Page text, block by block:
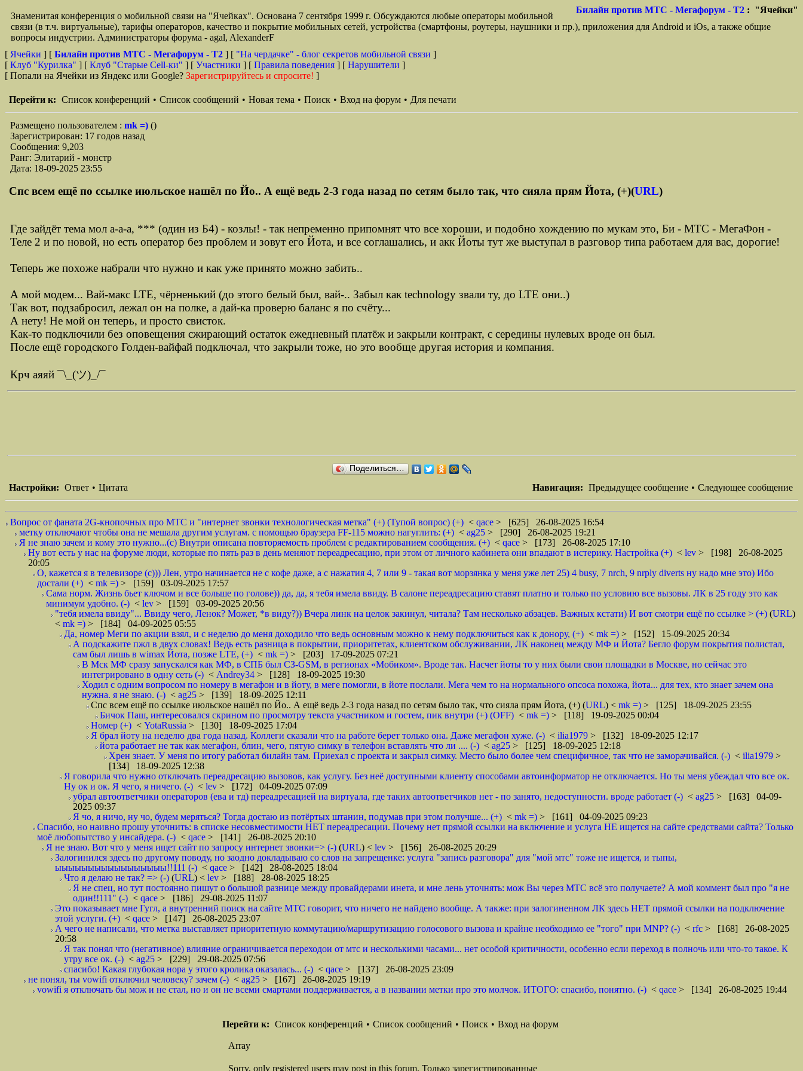
Билайн против МТС - Мегафорум - T2 : "Ячейки"
Знаменитая конференция о мобильной связи на "Ячейках". Основана 7 сентября 1999 г. Обсуждаются любые операторы мобильной
связи (в т.ч. виртуальные), тарифы операторов, качество и покрытие мобильных сетей, устройства (смартфоны, роутеры, наушники и пр.), приложения для Android и iOs, а также общие
вопросы индустрии. Администраторы форума - agal, AlexanderF
[ Ячейки ] [ Билайн против МТС - Мегафорум - T2 ] [ "На чердачке" - блог секретов мобильной связи ]
[ Клуб "Курилка" ] [ Клуб "Старые Сell-ки" ] [ Участники ] [ Правила поведения ] [ Нарушители ]
[ Попали на Ячейки из Яндекс или Google? Зарегистрируйтесь и спросите! ]
Перейти к: Список конференций • Список сообщений • Новая тема • Поиск • Вход на форум • Для печати
Размещено пользователем : mk =) ()
Зарегистрирован: 17 годов назад
Сообщения: 9,203
Ранг: Элитарий - монстр
Дата: 18-09-2025 23:55
Спс всем ещё по ссылке июльское нашёл по Йо.. А ещё ведь 2-3 года назад по сетям было так, что сияла прям Йота, (+)(URL)
Где зайдёт тема мол а-а-а, *** (один из Б4) - козлы! - так непременно припомнят что все хороши, и подобно хождению по мукам это, Би - МТС - МегаФон -
Теле 2 и по новой, но есть оператор без проблем и зовут его Йота, и все соглашались, и акк Йоты тут же выступал в разговор типа работаем для вас, дорогие!
Теперь же похоже набрали что нужно и как уже принято можно забить..
А мой модем... Вай-макс LTE, чёрненький (до этого белый был, вай-.. Забыл как technology звали ту, до LTE они..)
Так вот, подзабросил, лежал он на полке, а дай-ка проверю баланс я по счёту...
А нету! Не мой он теперь, и просто свисток.
Как-то подключили без оповещения сжирающий остаток ежедневный платёж и закрыли контракт, с середины нулевых вроде он был.
После ещё городского Голден-вайфай подключал, что закрыли тоже, но это вообще другая история и компания.
Крч аяяй ¯\_(ツ)_/¯
Поделиться…
Навигация: Предыдущее сообщение • Следующее сообщение
Настройки: Ответ • Цитата
Вопрос от фаната 2G-кнопочных про МТС и "интернет звонки технологическая метка" (+) (Тупой вопрос) (+) < qace > [625] 26-08-2025 16:54
метку отключают чтобы она не мешала другим услугам. с помощью браузера FF-115 можно нагуглить: (+) < ag25 > [290] 26-08-2025 19:21
Я не знаю зачем и кому это нужно...(с) Внутри описана повторяемость проблем с редактированием сообщения. (+) < qace > [173] 26-08-2025 17:10
Ну вот есть у нас на форуме люди, которые по пять раз в день меняют переадресацию, при этом от личного кабинета они впадают в истерику. Настройка (+) < lev > [198] 26-08-2025
20:05
О, кажется я в телевизоре (с))) Лен, утро начинается не с кофе даже, а с нажатия 4, 7 или 9 - такая вот морзянка у меня уже лет 25) 4 busy, 7 nrch, 9 nrply diverts ну надо мне это) Ибо
достали (+) < mk =) > [159] 03-09-2025 17:57
Сама норм. Жизнь бьет ключом и все больше по голове)) да, да, я тебя имела ввиду. В салоне переадресацию ставят платно и только по условию все вызовы. ЛК в 25 году это как
минимум удобно. (-) < lev > [159] 03-09-2025 20:56
"тебя имела ввиду"... Ввиду чего, Ленок? Может, *в виду?)) Вчера линк на целок закинул, читала? Там несколько абзацев. Важных кстати) И вот смотри ещё по ссылке > (+) (URL)
< mk =) > [184] 04-09-2025 05:55
Да, номер Меги по акции взял, и с неделю до меня доходило что ведь основным можно к нему подключиться как к донору, (+) < mk =) > [152] 15-09-2025 20:34
А подскажите пжл в двух словах! Ведь есть разница в покрытии, приоритетах, клиентском обслуживании, ЛК наконец между МФ и Йота? Бегло форум покрытия полистал,
сам был лишь в wimax Йота, позже LTE, (+) < mk =) > [203] 17-09-2025 07:21
В Мск МФ сразу запускался как МФ, в СПБ был СЗ-GSM, в регионах «Мобиком». Вроде так. Насчет йоты то у них были свои площадки в Москве, но сейчас это
интегрировано в одну сеть (-) < Andrey34 > [128] 18-09-2025 19:30
Ходил с одним вопросом по номеру в мегафон и в йоту, в меге помогли, в йоте послали. Мега чем то на нормального опсоса похожа, йота... для тех, кто знает зачем она
нужна. я не знаю. (-) < ag25 > [139] 18-09-2025 12:11
Спс всем ещё по ссылке июльское нашёл по Йо.. А ещё ведь 2-3 года назад по сетям было так, что сияла прям Йота, (+) (URL) < mk =) > [125] 18-09-2025 23:55
Бичок Паш, интересовался скрином по просмотру текста участником и гостем, пик внутри (+) (OFF) < mk =) > [118] 19-09-2025 00:04
Номер (+) < YotaRussia > [130] 18-09-2025 17:04
Я брал йоту на неделю два года назад. Коллеги сказали что на работе берет только она. Даже мегафон хуже. (-) < ilia1979 > [132] 18-09-2025 12:17
йота работает не так как мегафон, блин, чего, пятую симку в телефон вставлять что ли .... (-) < ag25 > [125] 18-09-2025 12:18
Хрен знает. У меня по итогу работал билайн там. Приехал с проекта и закрыл симку. Место было более чем специфичное, так что не заморачивайся. (-) < ilia1979 >
[134] 18-09-2025 12:38
Я говорила что нужно отключать переадресацию вызовов, как услугу. Без неё доступными клиенту способами автоинформатор не отключается. Но ты меня убеждал что все ок.
Ну ок и ок. Я чего, я ничего. (-) < lev > [172] 04-09-2025 07:09
убрал автоответчики операторов (ева и тд) переадресацией на виртуала, где таких автоответчиков нет - по занято, недоступности. вроде работает (-) < ag25 > [163] 04-09-
2025 09:37
Я чо, я ничо, ну чо, будем меряться? Тогда достаю из потёртых штанин, подумав при этом получше... (+) < mk =) > [161] 04-09-2025 09:23
Спасибо, но наивно прошу уточнить: в списке несовместимости НЕТ переадресации. Почему нет прямой ссылки на включение и услуга НЕ ищется на сайте средствами сайта? Только
моё любопытство у инсайдера. (-) < qace > [141] 26-08-2025 20:10
Я не знаю. Вот что у меня ищет сайт по запросу интернет звонки=> (-) (URL) < lev > [156] 26-08-2025 20:29
Залогинился здесь по другому поводу, но заодно докладываю со слов на запрещенке: услуга "запись разговора" для "мой мтс" тоже не ищется, и тыпы,
ыыыыыыыыыыыыыыыыы!!111 (-) < qace > [142] 28-08-2025 18:04
Что я делаю не так? => (-) (URL) < lev > [188] 28-08-2025 18:25
Я не спец, но тут постоянно пишут о большой разнице между провайдерами инета, и мне лень уточнять: мож Вы через МТС всё это получаете? А мой коммент был про "я не
один!!111" (-) < qace > [186] 29-08-2025 11:07
Это показывает мне Гугл, а внутренний поиск на сайте МТС говорит, что ничего не найдено вообще. А также: при залогиненном ЛК здесь НЕТ прямой ссылки на подключение
этой услуги. (+) < qace > [147] 26-08-2025 23:07
А чего не написали, что метка выставляет приоритетную коммутацию/маршрутизацию голосового вызова и крайне необходимо ее "того" при MNP? (-) < rfc > [168] 26-08-2025
20:58
Я так понял что (негативное) влияние ограничивается переходои от мтс и несколькими часами... нет особой критичности, особенно если переход в полночь или что-то такое. К
утру все ок. (-) < ag25 > [229] 29-08-2025 07:56
спасибо! Какая глубокая нора у этого кролика оказалась... (-) < qace > [137] 26-08-2025 23:09
не понял, ты vowifi отключил человеку? зачем (-) < ag25 > [167] 26-08-2025 19:19
vowifi я отключать бы мож и не стал, но и он не всеми смартами поддерживается, а в названии метки про это молчок. ИТОГО: спасибо, понятно. (-) < qace > [134] 26-08-2025 19:44
Перейти к: Список конференций • Список сообщений • Поиск • Вход на форум
Array
Sorry, only registered users may post in this forum. Только зарегистрированные